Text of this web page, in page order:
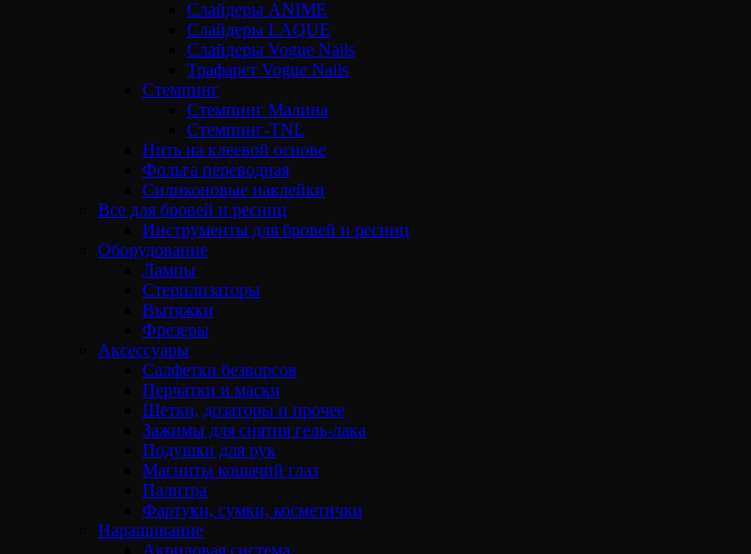
Слайдеры ANIME
Слайдеры LAQUE
Слайдеры Vogue Nails
Трафарет Vogue Nails
Стемпинг
Стемпинг Малина
Стемпинг-TNL
Нить на клеевой основе
Фольга переводная
Силиконовые наклейки
Все для бровей и ресниц
Инструменты для бровей и ресниц
Оборудование
Лампы
Стерилизаторы
Вытяжки
Фрезеры
Аксессуары
Салфетки безворсов
Перчатки и маски
Щетки, дозаторы и прочее
Зажимы для снятия гель-лака
Подушки для рук
Магниты кошачий глаз
Палитра
Фартуки, сумки, косметички
Наращивание
Акриловая система